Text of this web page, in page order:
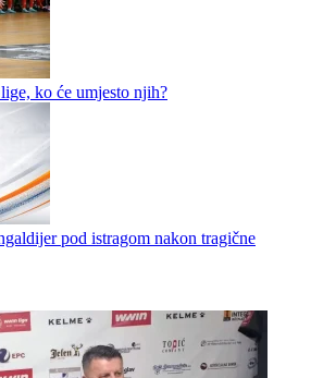
u stručnom štabu podgoričke
Leotara
Partizana